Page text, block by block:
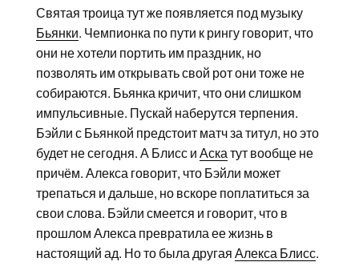
Святая троица тут же появляется под музыку
Бьянки. Чемпионка по пути к рингу говорит, что
они не хотели портить им праздник, но
позволять им открывать свой рот они тоже не
собираются. Бьянка кричит, что они слишком
импульсивные. Пускай наберутся терпения.
Бэйли с Бьянкой предстоит матч за титул, но это
будет не сегодня. А Блисс и Аска тут вообще не
причём. Алекса говорит, что Бэйли может
трепаться и дальше, но вскоре поплатиться за
свои слова. Бэйли смеется и говорит, что в
прошлом Алекса превратила ее жизнь в
настоящий ад. Но то была другая Алекса Блисс.